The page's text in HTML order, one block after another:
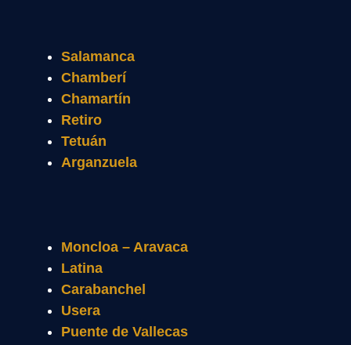
Salamanca
Chamberí
Chamartín
Retiro
Tetuán
Arganzuela
Moncloa – Aravaca
Latina
Carabanchel
Usera
Puente de Vallecas